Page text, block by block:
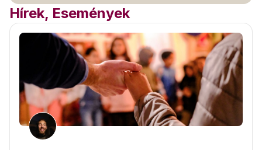
Hírek, Események